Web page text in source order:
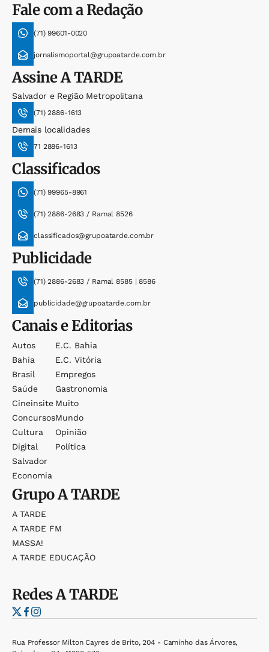
Fale com a Redação
(71) 99601-0020
jornalismoportal@grupoatarde.com.br
AssineA TARDE
Salvador e Região Metropolitana
(71) 2886-1613
Demais localidades
71 2886-1613
Classificados
(71) 99965-8961
(71) 2886-2683 / Ramal 8526
classificados@grupoatarde.com.br
Publicidade
(71) 2886-2683 / Ramal 8585 | 8586
publicidade@grupoatarde.com.br
Canais e Editorias
Autos
Bahia
Brasil
Saúde
Cineinsite
Concursos
Cultura
Digital
Salvador
Economia
E.c. Bahia
E.c. Vitória
Empregos
Gastronomia
Muito
Mundo
Opinião
Política
GrupoA TARDE
A TARDE
A TARDE FM
MASSA!
A TARDE EDUCAÇÃO
RedesA TARDE
Rua Professor Milton Cayres de Brito, 204 - Caminho das Árvores,